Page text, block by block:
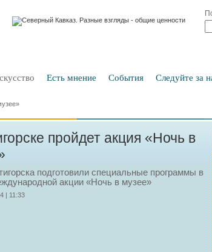
Есть мнение События Следуйте за
пройдет акция «Ночь в
подготовили специальные программы в
акции «Ночь в музее»
| 11:33